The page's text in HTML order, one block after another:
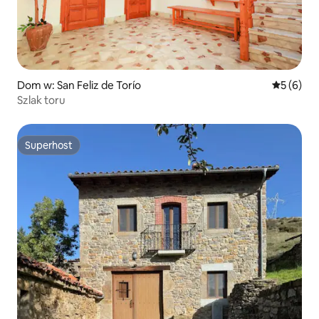
Dom w: San Feliz de Torío Średnia
5 (6)
Szlak toru
Superhost
Superhost